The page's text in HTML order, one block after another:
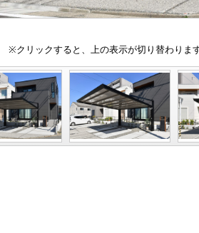
※クリックすると、上の表示が切り替わりま